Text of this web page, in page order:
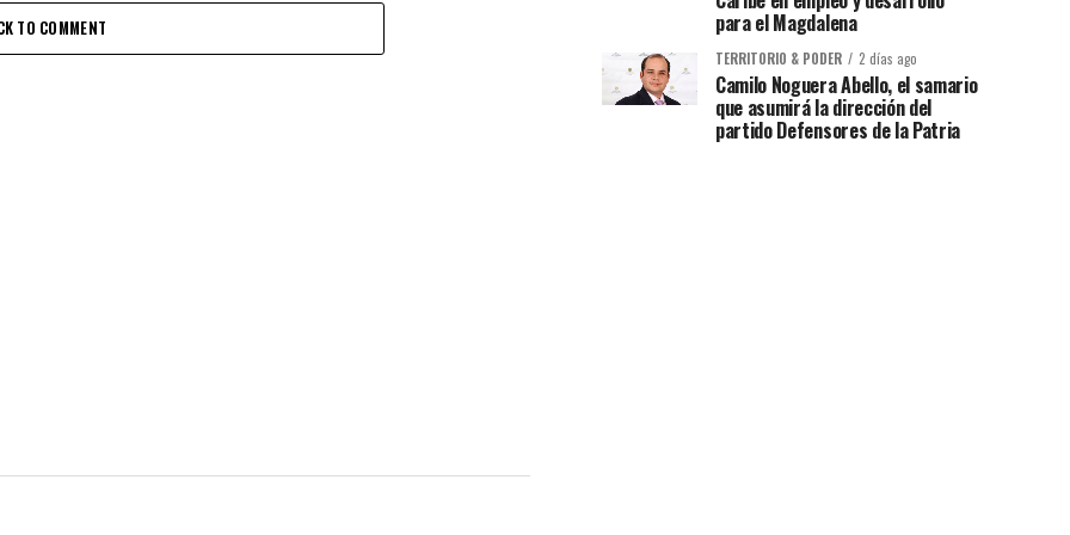
TO COMMENT para el Magdalena
TERRITORIO & PODER 2 días ago
Camilo Noguera Abello, el samario
que asumirá la dirección del
partido Defensores de la Patria